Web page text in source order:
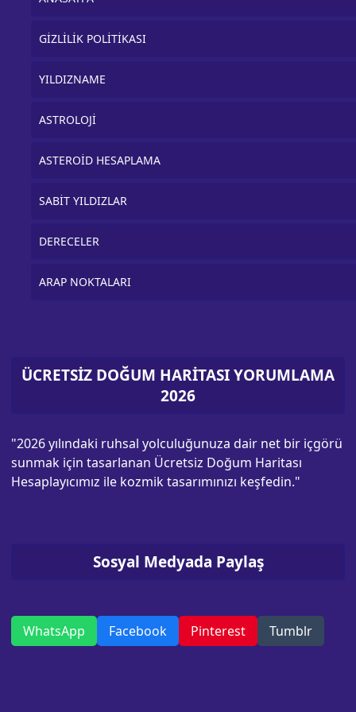
GİZLİLİK POLİTİKASI
YILDIZNAME
ASTROLOJİ
ASTEROİD HESAPLAMA
SABİT YILDIZLAR
DERECELER
ARAP NOKTALARI
ÜCRETSİZ DOĞUM HARİTASI YORUMLAMA
2026
"2026 yılındaki ruhsal yolculuğunuza dair net bir içgörü
sunmak için tasarlanan Ücretsiz Doğum Haritası
Hesaplayıcımız ile kozmik tasarımınızı keşfedin."
Sosyal Medyada Paylaş
WhatsApp Facebook Pinterest Tumblr